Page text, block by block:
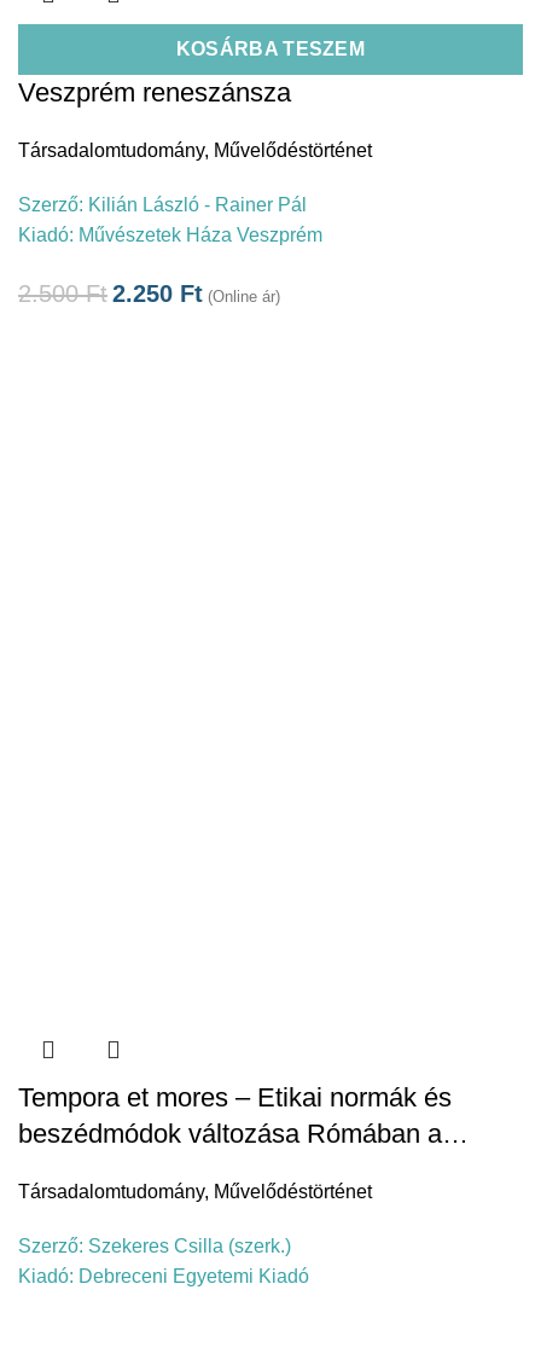
KOSÁRBA TESZEM
Veszprém reneszánsza
Társadalomtudomány, Művelődéstörténet
Szerző: Kilián László - Rainer Pál
Kiadó: Művészetek Háza Veszprém
2.500Ft2.250 Ft (Online ár)
Tempora et mores – Etikai normák és
beszédmódok változása Rómában a…
Társadalomtudomány, Művelődéstörténet
Szerző: Szekeres Csilla (szerk.)
Kiadó: Debreceni Egyetemi Kiadó